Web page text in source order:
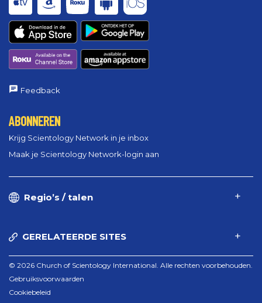
Feedback
ABONNEREN
Krijg Scientology Network in je inbox
Maak je Scientology Network-login aan
Regio’s / talen
GERELATEERDE SITES
© 2026 Church of Scientology International. Alle rechten voorbehouden.
Gebruiksvoorwaarden
Cookiebeleid